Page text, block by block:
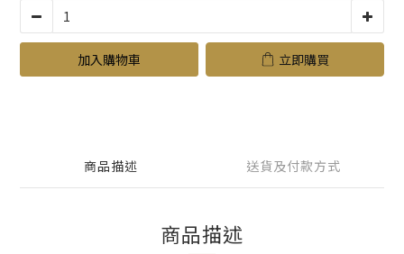
加入購物車 立即購買
商品描述 送貨及付款方式
商品描述